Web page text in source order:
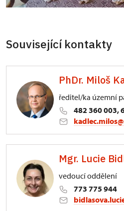
Související kontakty
PhDr. Miloš
ředitel/ka územní
482 360 003,
3/, Sychrov 3
Mgr. Lucie
vedoucí oddělení
773 775 944